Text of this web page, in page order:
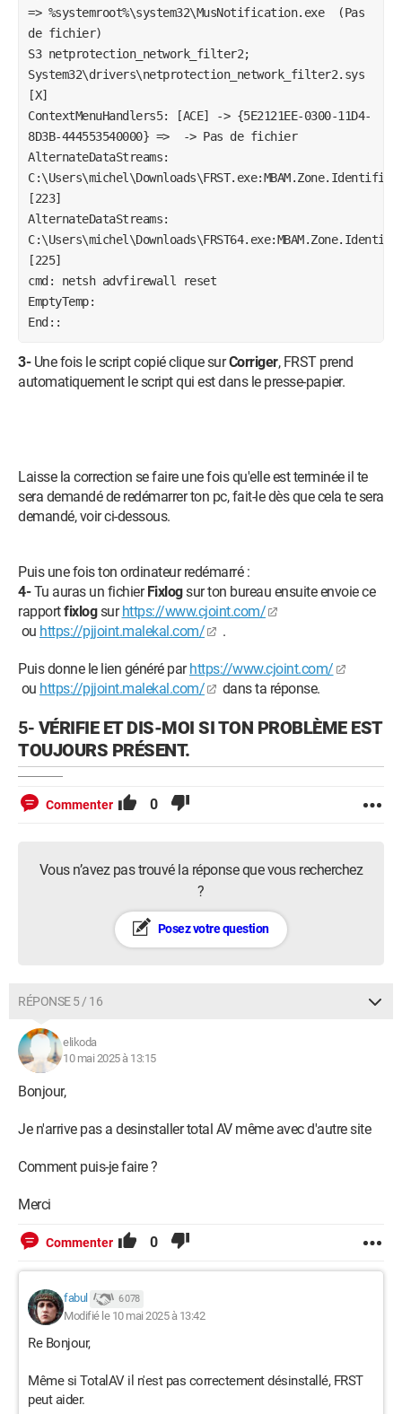
=> %systemroot%\system32\MusNotification.exe  (Pas
de fichier)
S3 netprotection_network_filter2;
System32\drivers\netprotection_network_filter2.sys
[X]
ContextMenuHandlers5: [ACE] -> {5E2121EE-0300-11D4-
8D3B-444553540000} =>  -> Pas de fichier
AlternateDataStreams:
C:\Users\michel\Downloads\FRST.exe:MBAM.Zone.Identifier
[223]
AlternateDataStreams:
[225]
cmd: netsh advfirewall reset
EmptyTemp:
End::
3-Une fois le script copié clique surCorriger, FRST prend
automatiquement le script qui est dans le presse-papier.
Laisse la correction se faire une fois qu'elle est terminée il te
sera demandé de redémarrer ton pc, fait-le dès que cela te sera
demandé, voir ci-dessous.
Puis une fois ton ordinateur redémarré :
4-Tu auras un fichierFixlogsur ton bureau ensuite envoie ce
rapportfixlogsurhttps://www.cjoint.com/
ou https://pjjoint.malekal.com/ .
Puis donne le lien généré parhttps://www.cjoint.com/
ou https://pjjoint.malekal.com/ dans ta réponse.
5- VÉRIFIE ET DIS-MOI SI TON PROBLÈME EST
TOUJOURS PRÉSENT.
Commenter 0
Vous n’avez pas trouvé la réponse que vous recherchez
?
Posez votre question
RÉPONSE 5 / 16
elikoda
10 mai 2025 à 13:15
Bonjour,
Je n'arrive pas a desinstaller total AV même avec d'autre site
Comment puis-je faire ?
Merci
Commenter 0
fabul 6 078
Modifié le 10 mai 2025 à 13:42
Re Bonjour,
Même si TotalAV il n'est pas correctement désinstallé, FRST
peut aider.